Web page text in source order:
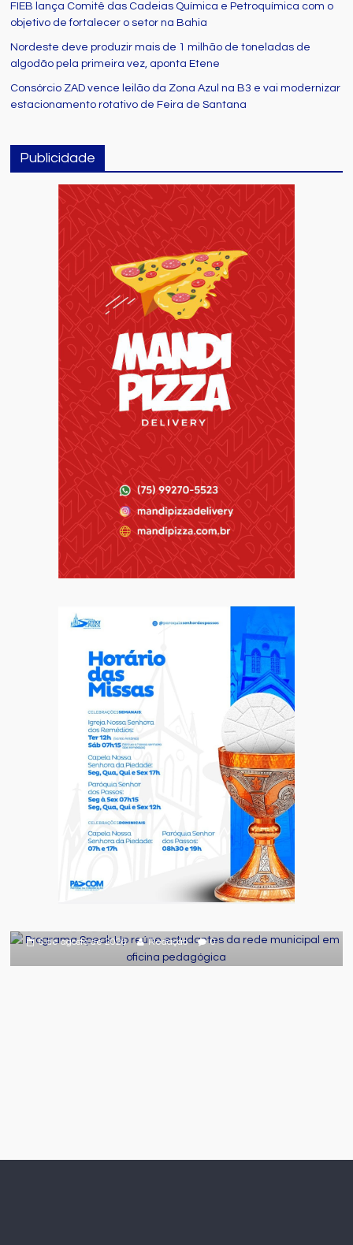
FIEB lança Comitê das Cadeias Química e Petroquímica com o
objetivo de fortalecer o setor na Bahia
Nordeste deve produzir mais de 1 milhão de toneladas de
algodão pela primeira vez, aponta Etene
Consórcio ZAD vence leilão da Zona Azul na B3 e vai modernizar
estacionamento rotativo de Feira de Santana
Publicidade
Programa Speak Up reúne estudantes
da rede municipal em oficina
6 de agosto de 2026 Redação 0